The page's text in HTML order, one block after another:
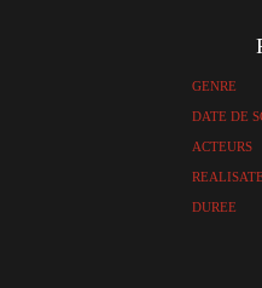
GENRE
DATE DE
ACTEURS
DUREE